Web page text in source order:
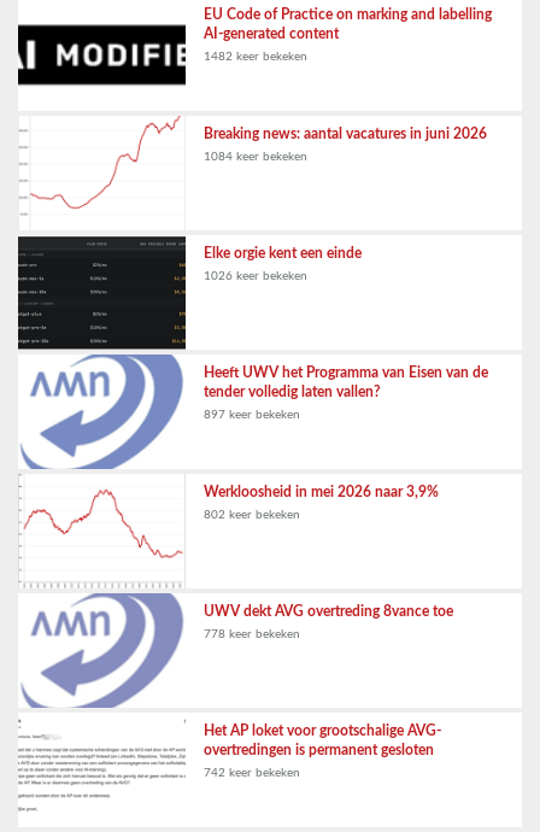
EU Code of Practice on marking and labelling
AI-generated content
1482 keer bekeken
Breaking news: aantal vacatures in juni 2026
1084 keer bekeken
Elke orgie kent een einde
1026 keer bekeken
Heeft UWV het Programma van Eisen van de
tender volledig laten vallen?
897 keer bekeken
Werkloosheid in mei 2026 naar 3,9%
802 keer bekeken
UWV dekt AVG overtreding 8vance toe
778 keer bekeken
Het AP loket voor grootschalige AVG-
overtredingen is permanent gesloten
742 keer bekeken